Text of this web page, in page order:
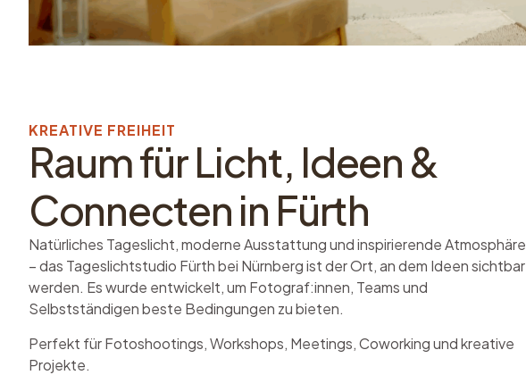
KREATIVE FREIHEIT
Raum für Licht, Ideen &
Connecten in Fürth
Natürliches Tageslicht, moderne Ausstattung und inspirierende Atmosphäre
– das Tageslichtstudio Fürth bei Nürnbergist der Ort, an dem Ideen sichtbar
werden. Es wurde entwickelt, um Fotograf:innen, Teams und
Selbstständigen beste Bedingungen zu bieten.
Perfekt für Fotoshootings, Workshops, Meetings, Coworking und kreative
Projekte.